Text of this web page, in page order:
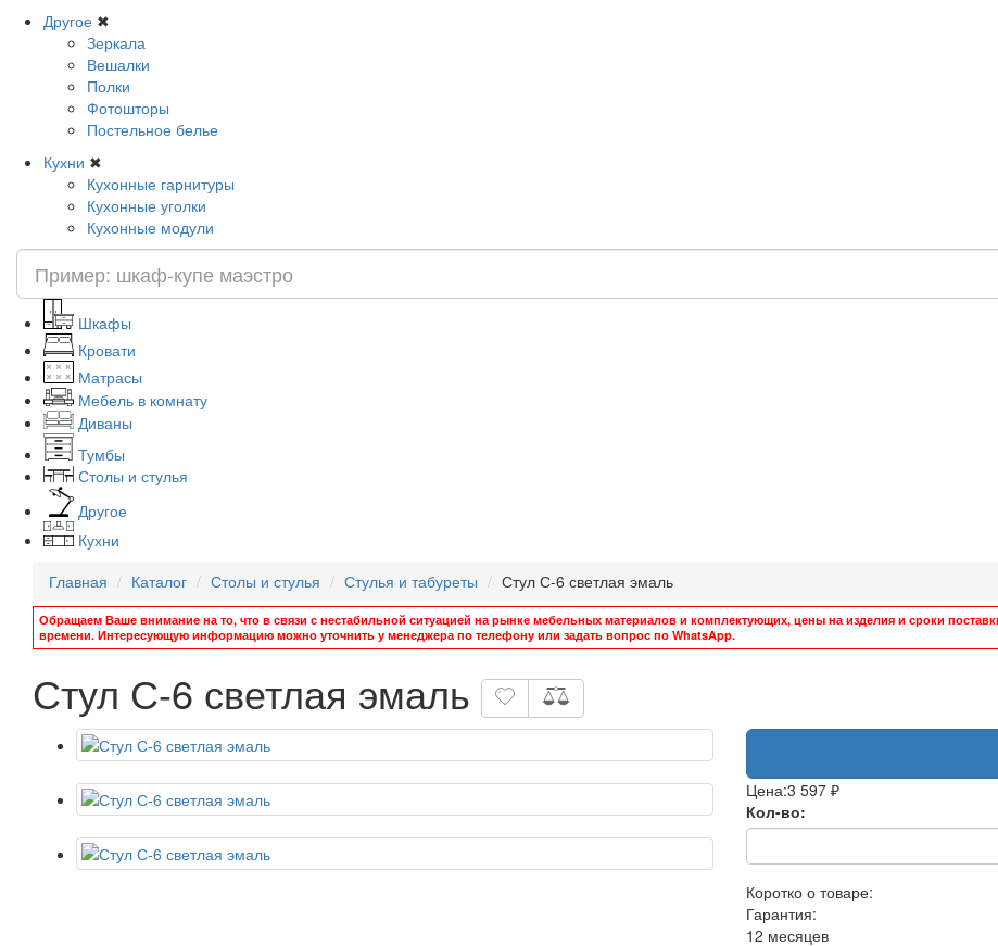
Другое ✖
Зеркала
Вешалки
Полки
Фотошторы
Постельное белье
Кухни ✖
Кухонные гарнитуры
Кухонные уголки
Кухонные модули
Шкафы
Кровати
Матрасы
Мебель в комнату
Диваны
Тумбы
Столы и стулья
Другое
Кухни
Главная
Каталог Столы и стулья Стулья и табуреты Стул С-6 светлая эмаль
Обращаем Ваше внимание на то, что в связи с нестабильной ситуацией на рынке мебельных материалов и комплектующих, цены на изделия и сроки
времени. Интересующую информацию можно уточнить у менеджера по телефону или задать вопрос по WhatsApp.
Стул С-6 светлая эмаль
Цена:3 597 ₽
Кол-во:
Коротко о товаре:
Гарантия:
12 месяцев